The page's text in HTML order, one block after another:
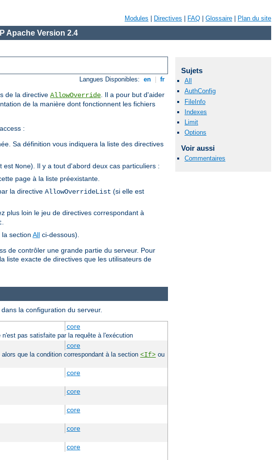
Modules Directives FAQ Glossaire Plan du site
Apache Version 2.4
Langues Disponibles: en fr
de la directive AllowOverride. Il a pour but d'aider
de la manière dont fonctionnent les fichiers
:
Sa définition vous indiquera la liste des directives
est None). Il y a tout d'abord deux cas particuliers :
page à la liste préexistante.
la directive AllowOverrideList (si elle est
plus loin le jeu de directives correspondant à
.
section All ci-dessous).
de contrôler une grande partie du serveur. Pour
liste exacte de directives que les utilisateurs de
Sujets
All
AuthConfig
FileInfo
Indexes
Limit
Options
Voir aussi
Commentaires
la configuration du serveur.
core
n'est pas satisfaite par la requête à l'exécution
core
que la condition correspondant à la section <If> ou
core
core
core
core
core